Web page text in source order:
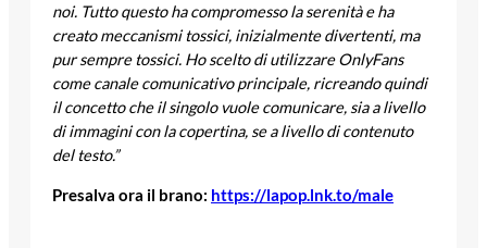
noi. Tutto questo ha compromesso la serenità e ha
creato meccanismi tossici, inizialmente divertenti, ma
pur sempre tossici. Ho scelto di utilizzare OnlyFans
come canale comunicativo principale, ricreando quindi
il concetto che il singolo vuole comunicare, sia a livello
di immagini con la copertina, se a livello di contenuto
del testo.”
Presalva ora il brano: https://lapop.lnk.to/male